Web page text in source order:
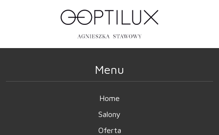
Menu
Home
Salony
Oferta